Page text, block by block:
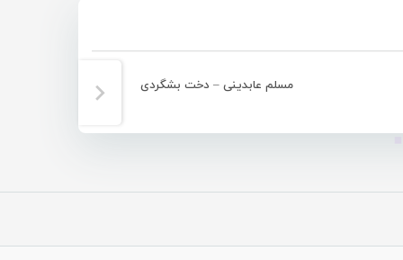
مسلم عابدینی – دخت بشگردی